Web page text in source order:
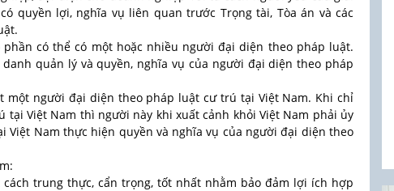
quyền lợi, nghĩa vụ liên quan trước Trọng tài, Tòa án và các
có thể có một hoặc nhiều người đại diện theo pháp luật.
quản lý và quyền, nghĩa vụ của người đại diện theo pháp
một người đại diện theo pháp luật cư trú tại Việt Nam. Khi chỉ
Việt Nam thì người này khi xuất cảnh khỏi Việt Nam phải ủy
Việt Nam thực hiện quyền và nghĩa vụ của người đại diện theo
trung thực, cẩn trọng, tốt nhất nhằm bảo đảm lợi ích hợp